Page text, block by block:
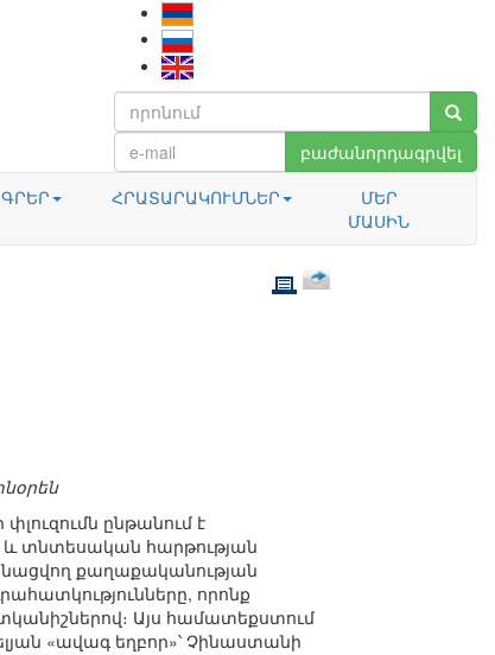
բաժանորդագրվել
ՀՐԱՏԱՐԱԿՈՒՄՆԵՐ
ՄԵՐ
ՄԱՍԻՆ
ընթանում է
և տնտեսական հարթության
քաղաքականության
որոնք
Այս համատեքստում
«ավագ եղբոր»՝ Չինաստանի